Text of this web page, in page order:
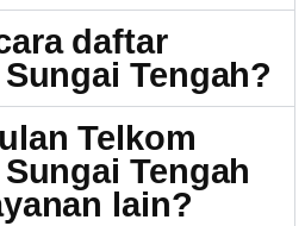
daftar
Tengah?
Telkom
Tengah
lain?